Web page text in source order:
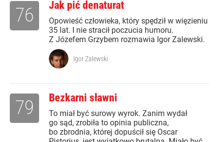
Jak pić denaturat
Opowieść człowieka, który spędził w więzieniu
35 lat. I nie stracił poczucia humoru.
Z Józefem Grzybem rozmawia Igor Zalewski.
76
Igor Zalewski
Bezkarni sławni
To miał być surowy wyrok. Zanim wydał
go sąd, zrobiła to opinia publiczna,
bo zbrodnia, której dopuścił się Oscar
79